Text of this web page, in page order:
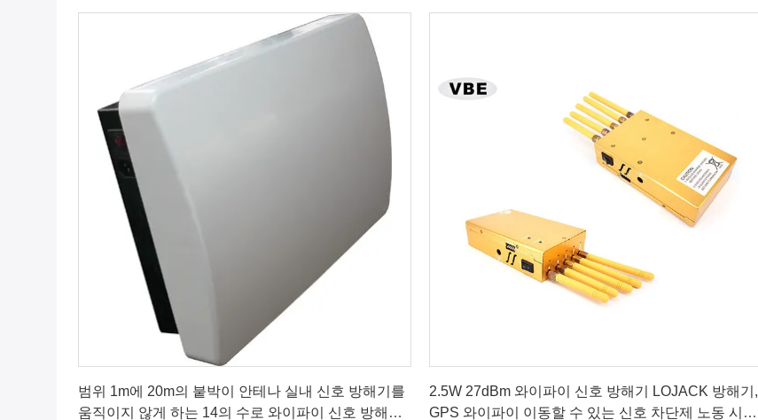
범위 1m에 20m의 붙박이 안테나 실내 신호 방해기를
움직이지 않게 하는 14의 수로 와이파이 신호 방해기
2.5W 27dBm 와이파이 신호 방해기 LOJACK 방해기,
GPS 와이파이 이동할 수 있는 신호 차단제 노동 시간